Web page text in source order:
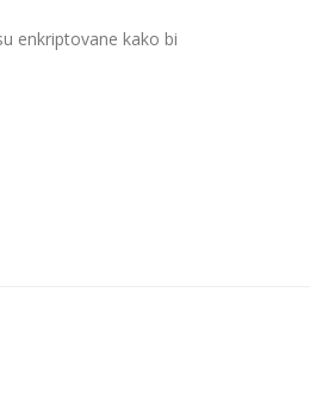
enkriptovane kako bi